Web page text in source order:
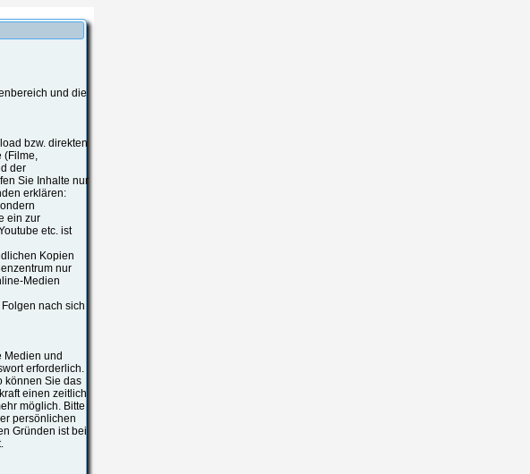
und die
bzw. direkten
(Filme,
der
Sie Inhalte nur
erklären:
ein zur
etc. ist
Kopien
nur
Medien
nach sich
Medien und
erforderlich.
können Sie das
einen zeitlich
möglich. Bitte
persönlichen
Gründen ist bei